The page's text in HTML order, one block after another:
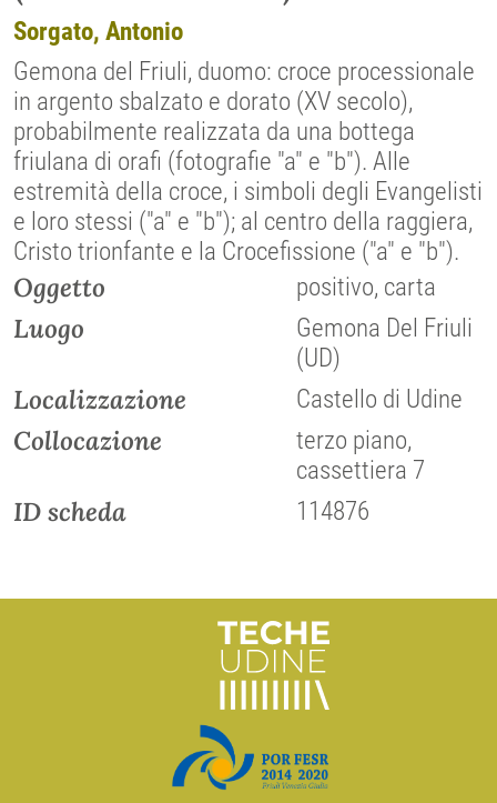
Sorgato, Antonio
Gemona del Friuli, duomo: croce processionale
in argento sbalzato e dorato (XV secolo),
probabilmente realizzata da una bottega
friulana di orafi (fotografie "a" e "b"). Alle
estremità della croce, i simboli degli Evangelisti
e loro stessi ("a" e "b"); al centro della raggiera,
Cristo trionfante e la Crocefissione ("a" e "b").
Oggetto positivo, carta
Luogo
Gemona Del Friuli
(UD)
Localizzazione Castello di Udine
Collocazione
terzo piano,
cassettiera 7
ID scheda 114876